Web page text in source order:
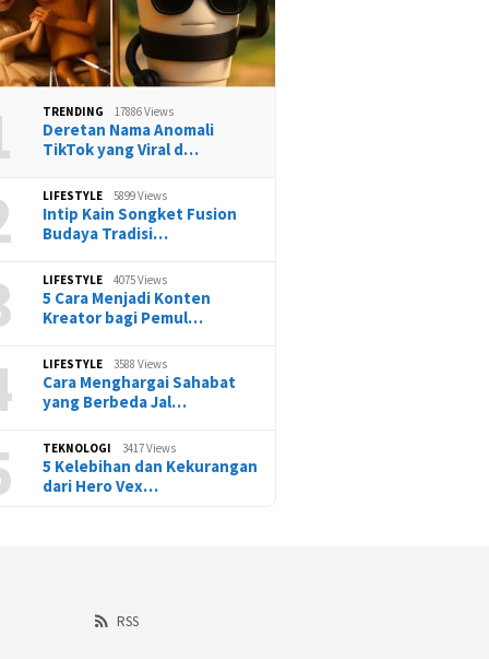
TRENDING 17886 Views
Deretan Nama Anomali
TikTok yang Viral d…
LIFESTYLE 5899 Views
Intip Kain Songket Fusion
Budaya Tradisi…
LIFESTYLE 4075 Views
5 Cara Menjadi Konten
Kreator bagi Pemul…
LIFESTYLE 3588 Views
Cara Menghargai Sahabat
yang Berbeda Jal…
TEKNOLOGI 3417 Views
5 Kelebihan dan Kekurangan
dari Hero Vex…
RSS